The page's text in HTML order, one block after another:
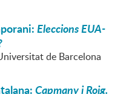
Eleccions EUA-
de Barcelona
Capmany i Roig.